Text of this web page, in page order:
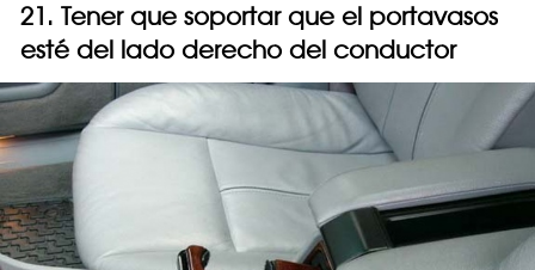
21. Tener que soportar que el portavasos
esté del lado derecho del conductor